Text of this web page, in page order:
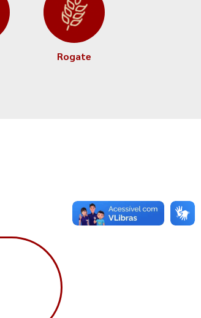
Rogate